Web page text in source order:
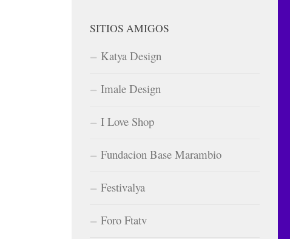
SITIOS AMIGOS
Katya Design
Imale Design
I Love Shop
Fundacion Base Marambio
Festivalya
Foro Ftatv